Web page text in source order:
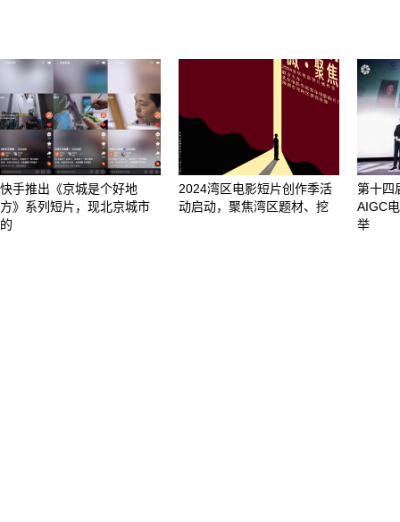
快手推出《京城是个好地
方》系列短片，现北京城市
的
2024湾区电影短片创作季活
动启动，聚焦湾区题材、挖
第十四
AIGC
举